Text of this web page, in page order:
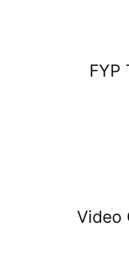
FYP
Video